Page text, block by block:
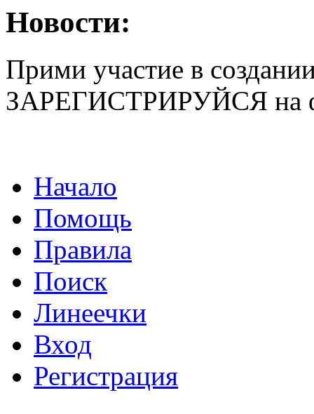
Новости:
Прими участие в
ЗАРЕГИСТРИРУЙСЯ на
Начало
Помощь
Правила
Поиск
Линеечки
Вход
Регистрация